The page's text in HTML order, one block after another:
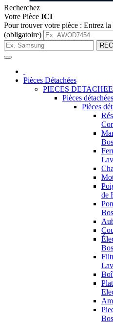
Recherchez
Votre Pièce ICI
Pour trouver votre pièce : Entrez la
(obligatoire)
Pièces Détachées
PIECES
Pièces
Pièces
de